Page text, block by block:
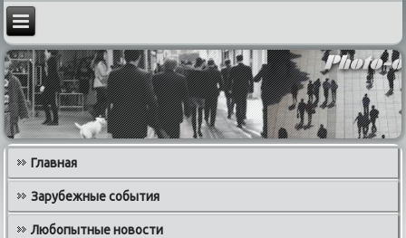
Главная
Зарубежные события
Любопытные новости